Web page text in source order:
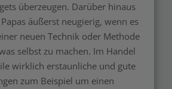
überzeugen. Darüber hinaus
äußerst neugierig, wenn es
neuen Technik oder Methode
selbst zu machen. Im Handel
wirklich erstaunliche und gute
zum Beispiel um einen